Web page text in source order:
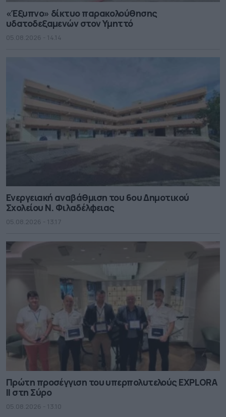
«Έξυπνο» δίκτυο παρακολούθησης
υδατοδεξαμενών στον Υμηττό
05.08.2026 - 14.14
Ενεργειακή αναβάθμιση του 6ου Δημοτικού
Σχολείου Ν. Φιλαδέλφειας
05.08.2026 - 13.17
Πρώτη προσέγγιση του υπερπολυτελούς EXPLORA
II στη Σύρο
05.08.2026 - 13.10